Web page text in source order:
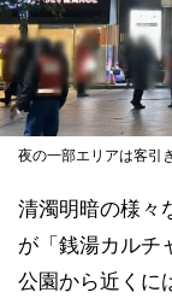
夜の一部エリアは客引
清濁明暗の様々
が「銭湯カルチ
公園から近くに